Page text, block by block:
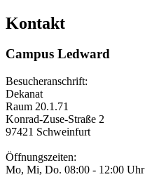
Kontakt
Campus Ledward
Besucheranschrift:
Dekanat
Raum 20.1.71
Konrad-Zuse-Straße 2
97421 Schweinfurt
Öffnungszeiten:
Mo, Mi, Do. 08:00 - 12:00 Uhr